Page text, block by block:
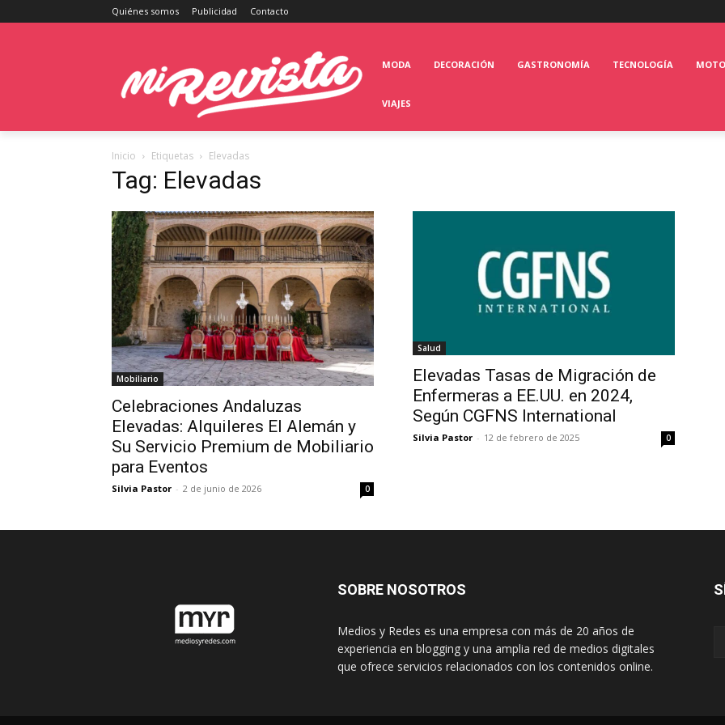
Quiénes somos Publicidad Contacto
MODA DECORACIÓN GASTRONOMÍA TECNOLOGÍA
VIAJES
Inicio Etiquetas Elevadas
Tag: Elevadas
Mobiliario
Celebraciones Andaluzas
Elevadas: Alquileres El Alemán y
Su Servicio Premium de Mobiliario
para Eventos
Silvia Pastor - 2 de junio de 2026 0
Salud
Elevadas Tasas de Migración de
Enfermeras a EE.UU. en 2024,
Según CGFNS International
Silvia Pastor - 12 de febrero de 2025 0
SOBRE NOSOTROS
Medios y Redes es una empresa con más de 20 años de
experiencia en blogging y una amplia red de medios digitales
que ofrece servicios relacionados con los contenidos online.